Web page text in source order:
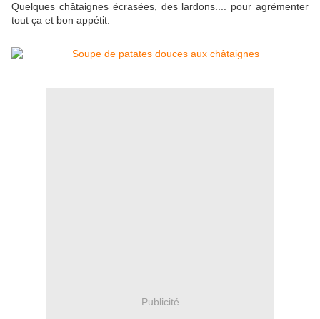
Quelques châtaignes écrasées, des lardons.... pour agrémenter
tout ça et bon appétit.
Publicité